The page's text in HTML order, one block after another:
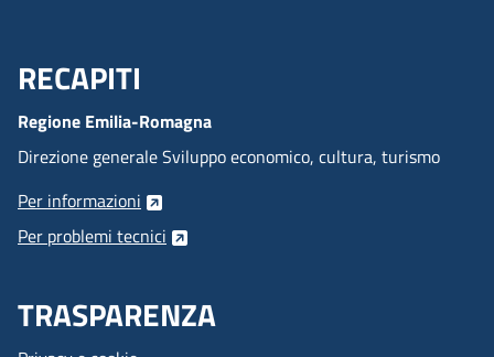
Menu Footer
RECAPITI
Regione Emilia-Romagna
Direzione generale Sviluppo economico, cultura, turismo
Per informazioni
Per problemi tecnici
TRASPARENZA